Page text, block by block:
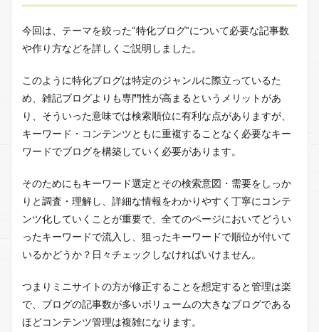
今回は、テーマを絞った“特化ブログ”について必要な記事数
や作り方などを詳しくご説明しました。
このように特化ブログは特定のジャンルに際立っているた
め、雑記ブログよりも専門性が高まるというメリットがあ
り、そういった意味では検索順位に有利な点がありますが、
キーワード・コンテンツともに重複することなく必要なキー
ワードでブログを構築していく必要があります。
そのためにもキーワード選定とその検索意図・需要をしっか
りと調査・理解し、詳細な情報をわかりやすく丁寧にコンテ
ンツ化していくことが重要で、全てのページにおいてどうい
ったキーワードで流入し、狙ったキーワードで順位が付いて
いるかどうか？日々チェックしなければいけません。
つまりミニサイトの方が修正することを想定すると管理は楽
で、ブログの記事数が多いボリュームの大きなブログである
ほどコンテンツ管理は複雑になります。